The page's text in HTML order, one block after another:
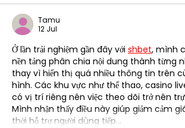
Tamu
12 Jul
Ở lần trải nghiệm gần đây với shbet, mình
nền tảng phân chia nội dung thành từng
thay vì hiển thị quá nhiều thông tin trên
hình. Các khu vực như thể thao, casino
có vị trí riêng nên việc theo dõi trở nên
Mình nhận thấy điều này giúp giảm cảm
thời hỗ trợ người dùng tiếp…